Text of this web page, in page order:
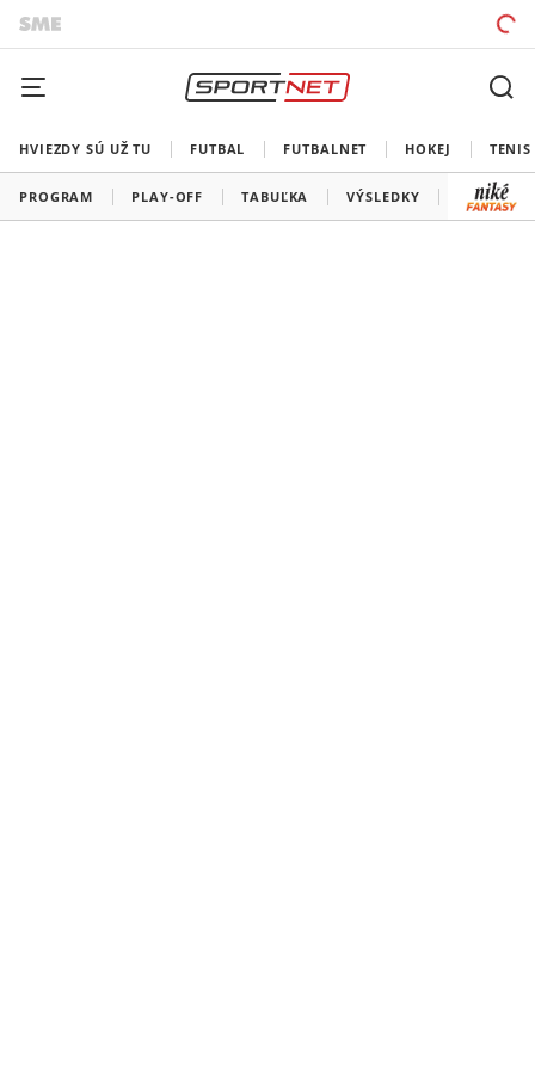
HVIEZDY SÚ UŽ TU FUTBAL FUTBALNET HOKEJ TENIS
PROGRAM PLAY-OFF TABUĽKA VÝSLEDKY ŠK